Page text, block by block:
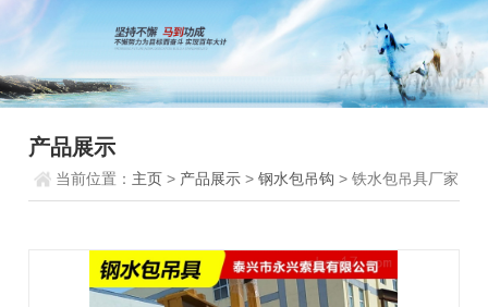
产品展示
当前位置： 主页 > 产品展示 >钢水包吊钩 > 铁水包吊具厂家